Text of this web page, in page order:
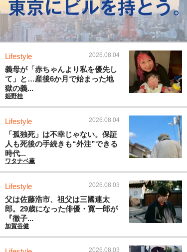
Lifestyle 2026.08.04
義母が「赤ちゃんより私を優先し
て」と…産後6か月で始まった地
獄の義...
姫野桂
Lifestyle 2026.08.04
「孤独死」は不幸じゃない。保証
人も死後の手続きも“外注”できる
時代...
ワタナベ薫
Lifestyle 2026.08.03
父は佐藤浩市、祖父は三國連太
郎。29歳になった俳優・寛一郎が
『徹子...
加賀谷健
2026.08.03